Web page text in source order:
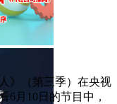
》（第三季）在央视
6月10日的节目中，